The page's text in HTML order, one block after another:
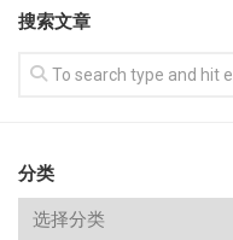
搜索文章
分类